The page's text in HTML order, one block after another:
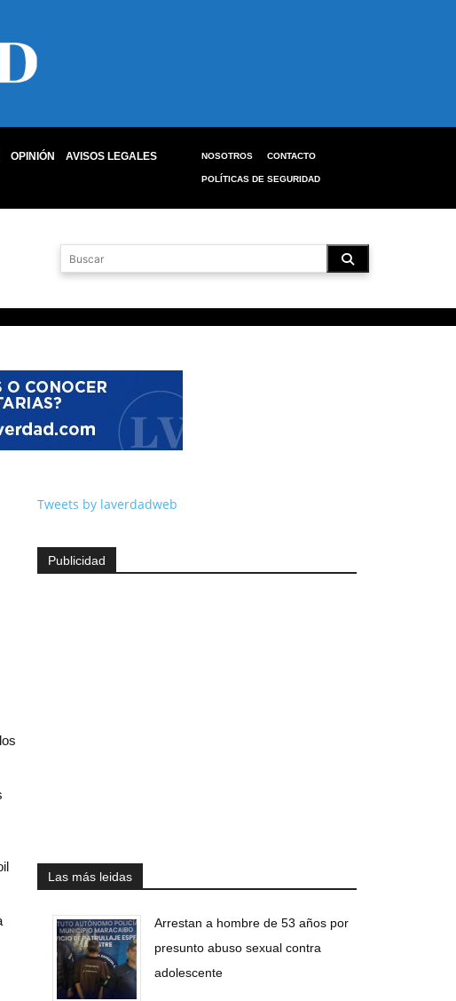
OPINIÓN
AVISOS LEGALES
NOSOTROS CONTACTO
POLÍTICAS DE SEGURIDAD
Tweets by laverdadweb
Publicidad
Las más leidas
Arrestan a hombre de 53 años por
presunto abuso sexual contra
adolescente